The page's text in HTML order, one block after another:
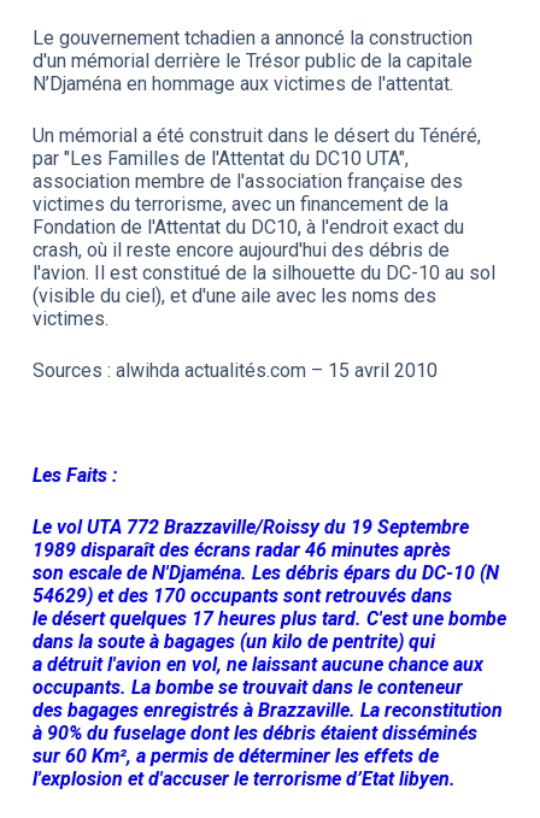
Le gouvernement tchadien a annoncé la construction
d'un mémorial derrière le Trésor public de la capitale
N’Djaména en hommage aux victimes de l'attentat.
Un mémorial a été construit dans le désert du Ténéré,
par "Les Familles de l'Attentat du DC10 UTA",
association membre de l'association française des
victimes du terrorisme, avec un financement de la
Fondation de l'Attentat du DC10, à l'endroit exact du
crash, où il reste encore aujourd'hui des débris de
l'avion. Il est constitué de la silhouette du DC-10 au sol
(visible du ciel), et d'une aile avec les noms des
victimes.
Sources : alwihda actualités.com – 15 avril 2010
Les Faits :
Le vol UTA 772 Brazzaville/Roissy du 19 Septembre
1989 disparaît des écrans radar 46 minutes après
son escale de N'Djaména. Les débris épars du DC-10 (N
54629) et des 170 occupants sont retrouvés dans
le désert quelques 17 heures plus tard. C'est une bombe
dans la soute à bagages (un kilo de pentrite) qui
a détruit l'avion en vol, ne laissant aucune chance aux
occupants. La bombe se trouvait dans le conteneur
des bagages enregistrés à Brazzaville. La reconstitution
à 90% du fuselage dont les débris étaient disséminés
sur 60 Km², a permis de déterminer les effets de
l'explosion et d'accuser le terrorisme d’Etat libyen.